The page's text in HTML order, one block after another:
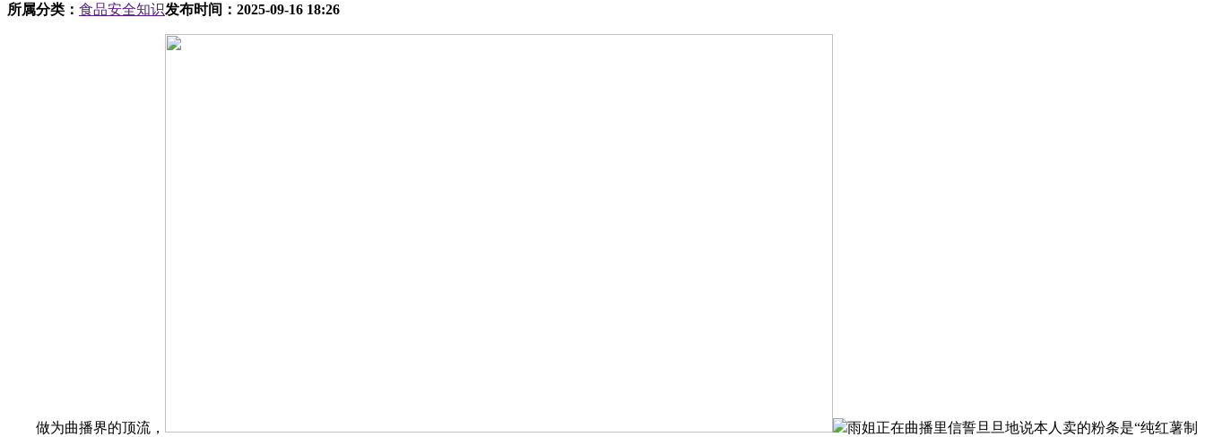
所属分类： 食品安全知识发布时间： 2025-09-16 18:26
做为曲播界的顶流，
雨姐正在曲播里信誓旦旦地说本人卖的粉条是“纯红薯制